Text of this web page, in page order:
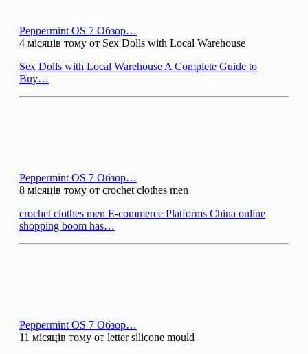
Peppermint OS 7 Обзор…
4 місяців тому от Sex Dolls with Local Warehouse
Sex Dolls with Local Warehouse A Complete Guide to
Buy…
Peppermint OS 7 Обзор…
8 місяців тому от crochet clothes men
crochet clothes men E-commerce Platforms China online
shopping boom has…
Peppermint OS 7 Обзор…
11 місяців тому от letter silicone mould